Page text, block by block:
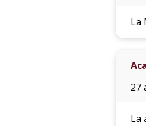
La
27
La